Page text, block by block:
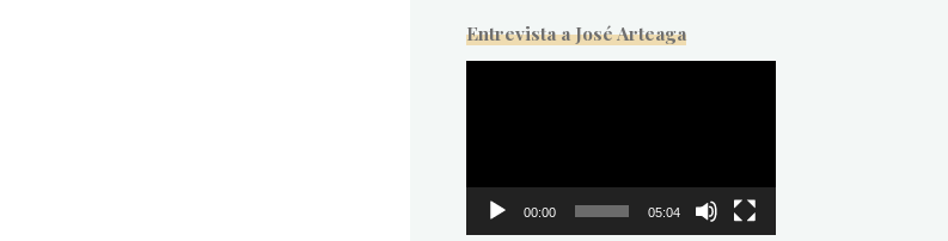
Entrevista a José Arteaga
00:00 05:04